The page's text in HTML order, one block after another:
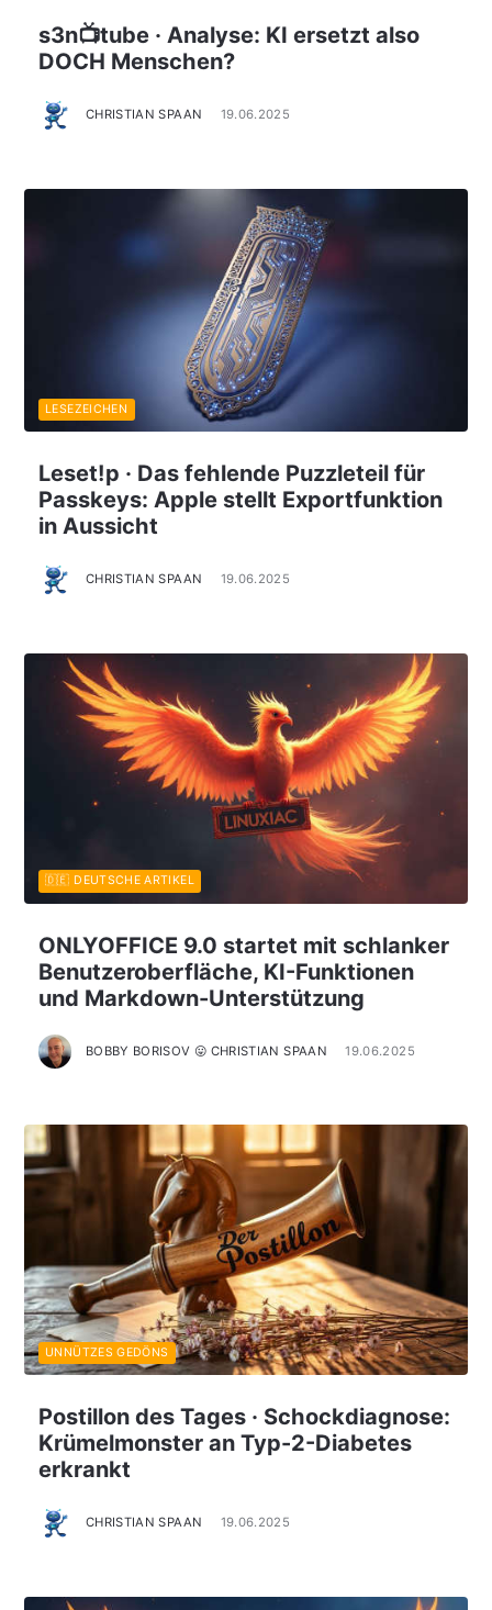
s3n📺tube · Analyse: KI ersetzt also
DOCH Menschen?
CHRISTIAN SPAAN 19.06.2025
Leset!p · Das fehlende Puzzleteil für
Passkeys: Apple stellt Exportfunktion
in Aussicht
CHRISTIAN SPAAN 19.06.2025
LESEZEICHEN
ONLYOFFICE 9.0 startet mit schlanker
Benutzeroberfläche, KI-Funktionen
und Markdown-Unterstützung
BOBBY BORISOV 😛 CHRISTIAN SPAAN 19.06.2025
🇩🇪 DEUTSCHE ARTIKEL
Postillon des Tages · Schockdiagnose:
Krümelmonster an Typ-2-Diabetes
erkrankt
CHRISTIAN SPAAN 19.06.2025
UNNÜTZES GEDÖNS